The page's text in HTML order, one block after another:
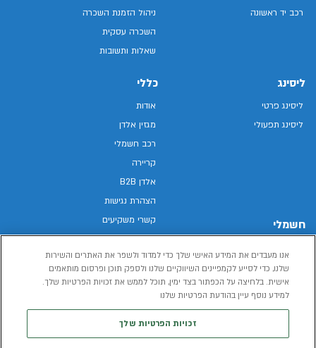
רכב יד ראשונה
ניהול הזמנת השכרה
השכרה עסקית
שאלות ותשובות
ליסינג
ליסינג פרטי
ליסינג תפעולי
חשמלי
רכב חשמלי
הכל על רכב חשמלי
כללי
אודות
מגזין אלדן
רכב חשמלי
קריירה
אלדן B2B
הצהרת נגישות
קשרי משקיעים
מפת האתר
מדיניות פרטיות
תנאי שימוש
אנו מעבדים את המידע האישי שלך כדי למדוד ולשפר את האתרים והשירות
שלנו, כדי לסייע לקמפיינים השיווקיים שלנו ולספק תוכן ופרסום מותאמים
אישית. בלחיצה על הכפתור בצד ימין, תוכל לממש את זכויות הפרטיות שלך.
למידע נוסף עיין בהודעת הפרטיות שלנו
זכויות הפרטיות שלך